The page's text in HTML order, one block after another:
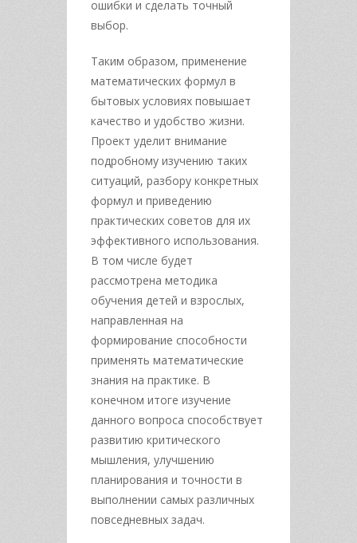
ошибки и сделать точный
выбор.
Таким образом, применение
математических формул в
бытовых условиях повышает
качество и удобство жизни.
Проект уделит внимание
подробному изучению таких
ситуаций, разбору конкретных
формул и приведению
практических советов для их
эффективного использования.
В том числе будет
рассмотрена методика
обучения детей и взрослых,
направленная на
формирование способности
применять математические
знания на практике. В
конечном итоге изучение
данного вопроса способствует
развитию критического
мышления, улучшению
планирования и точности в
выполнении самых различных
повседневных задач.